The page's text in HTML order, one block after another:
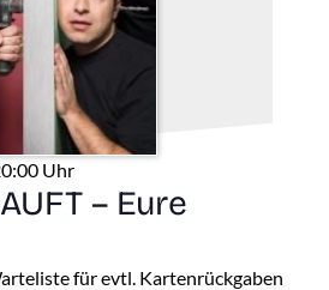
Uhr
– Eure
für evtl. Kartenrückgaben